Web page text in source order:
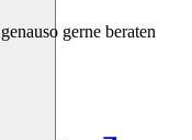
gerne beraten